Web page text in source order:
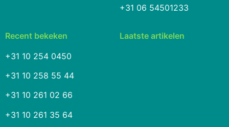
+31 06 54501233
Recent bekeken
+31 10 254 0450
+31 10 258 55 44
+31 10 261 02 66
+31 10 261 35 64
Laatste artikelen